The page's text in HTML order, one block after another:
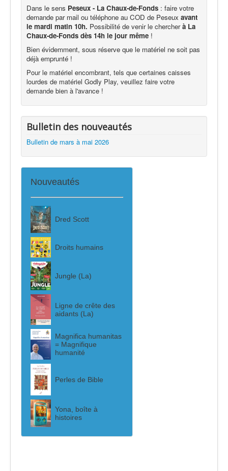
Dans le sens Peseux - La Chaux-de-Fonds : faire votre
demande par mail ou téléphone au COD de Peseux avant
le mardi matin 10h. Possibilité de venir le chercherà La
Chaux-de-Fonds dès 14h le jour même !
Bien évidemment, sous réserve que le matériel ne soit pas
déjà emprunté !
Pour le matériel encombrant, tels que certaines caisses
lourdes de matériel Godly Play, veuillez faire votre
demande bien à l'avance !
Bulletin des nouveautés
Bulletin de mars à mai 2026